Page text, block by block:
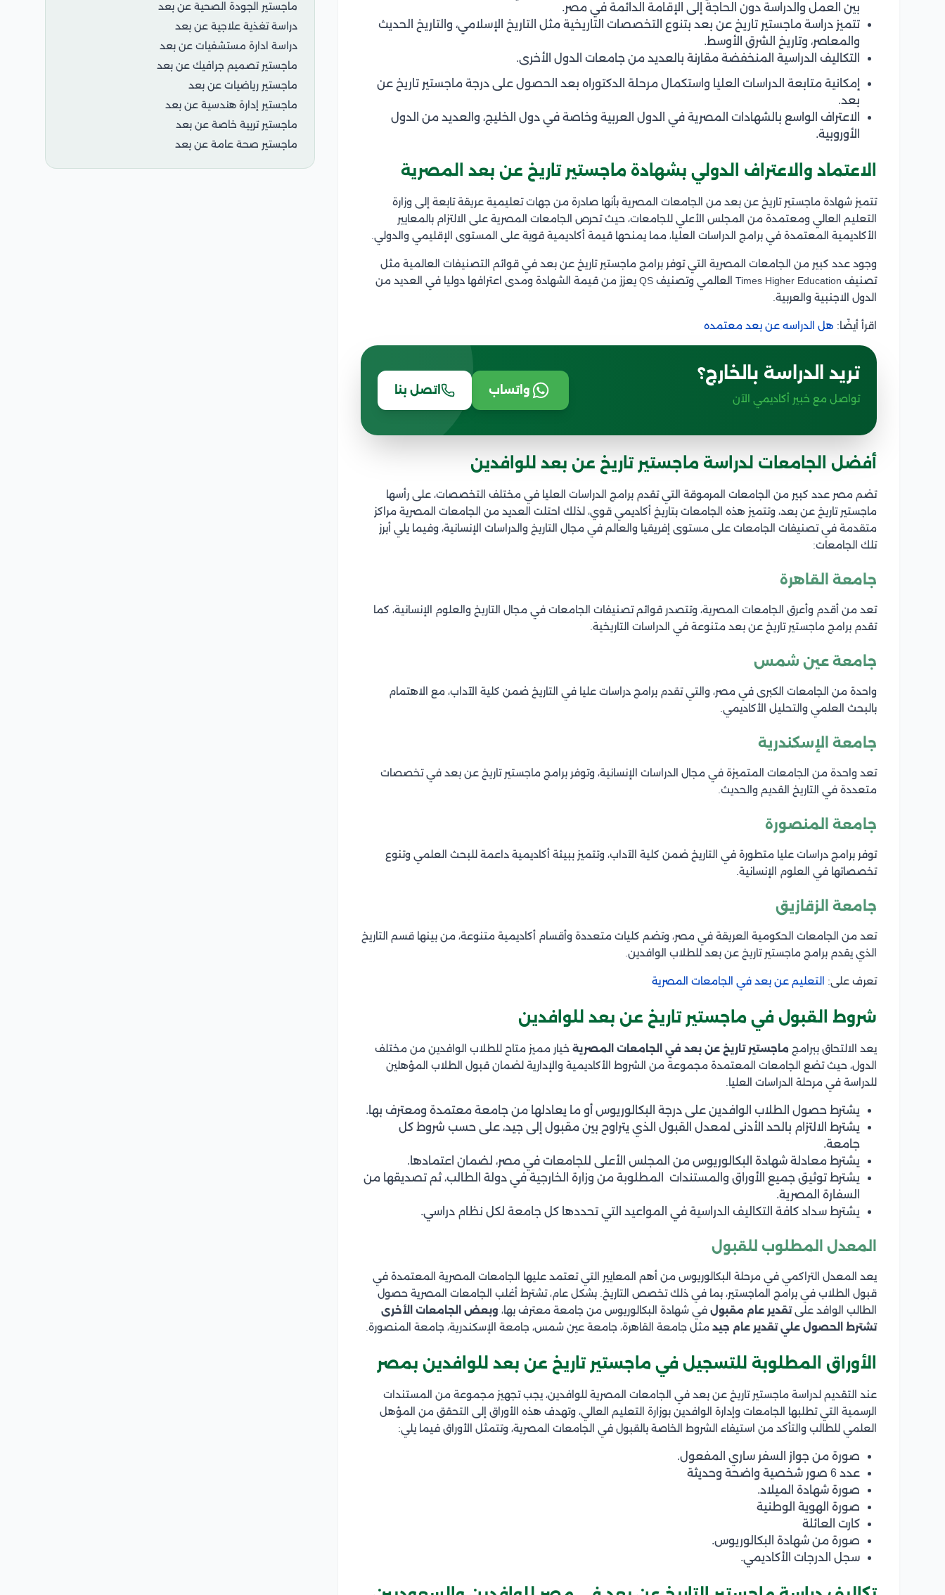
بين العمل والدراسة دون الحاجة إلى الإقامة الدائمة في مصر.
تتميز دراسة ماجستير تاريخ عن بعد بتنوع التخصصات التاريخية مثل التاريخ الإسلامي، والتاريخ الحديث
والمعاصر، وتاريخ الشرق الأوسط.
التكاليف الدراسية المنخفضة مقارنة بالعديد من جامعات الدول الأخرى.
إمكانية متابعة الدراسات العليا واستكمال مرحلة الدكتوراه بعد الحصول على درجة ماجستير تاريخ عن
بعد.
الاعتراف الواسع بالشهادات المصرية في الدول العربية وخاصة في دول الخليج، والعديد من الدول
الأوروبية.
الاعتماد والاعتراف الدولي بشهادة ماجستير تاريخ عن بعد المصرية
تتميز شهادة ماجستير تاريخ عن بعد من الجامعات المصرية بأنها صادرة من جهات تعليمية عريقة تابعة إلى وزارة
التعليم العالي ومعتمدة من المجلس الأعلي للجامعات، حيث تحرص الجامعات المصرية على الالتزام بالمعايير
الأكاديمية المعتمدة في برامج الدراسات العليا، مما يمنحها قيمة أكاديمية قوية على المستوى الإقليمي والدولي.
وجود عدد كبير من الجامعات المصرية التي توفر برامج ماجستير تاريخ عن بعد في قوائم التصنيفات العالمية مثل
تصنيف Times Higher Education العالمي وتصنيف QS يعزز من قيمة الشهادة ومدى اعترافها دوليا في العديد من
الدول الاجنبية والعربية.
اقرأ أيضًا: هل الدراسه عن بعد معتمده
تريد الدراسة بالخارج؟
تواصل مع خبير أكاديمي الآن
واتساب اتصل بنا
أفضل الجامعات لدراسة ماجستير تاريخ عن بعد للوافدين
تضم مصر عدد كبير من الجامعات المرموقة التي تقدم برامج الدراسات العليا في مختلف التخصصات، على رأسها
ماجستير تاريخ عن بعد، وتتميز هذه الجامعات بتاريخ أكاديمي قوي، لذلك احتلت العديد من الجامعات المصرية مراكز
متقدمة في تصنيفات الجامعات على مستوى إفريقيا والعالم في مجال التاريخ والدراسات الإنسانية، وفيما يلي أبرز
تلك الجامعات:
جامعة القاهرة
تعد من أقدم وأعرق الجامعات المصرية، وتتصدر قوائم تصنيفات الجامعات في مجال التاريخ والعلوم الإنسانية، كما
تقدم برامج ماجستير تاريخ عن بعد متنوعة في الدراسات التاريخية.
جامعة عين شمس
واحدة من الجامعات الكبرى في مصر، والتي تقدم برامج دراسات عليا في التاريخ ضمن كلية الآداب، مع الاهتمام
بالبحث العلمي والتحليل الأكاديمي.
جامعة الإسكندرية
تعد واحدة من الجامعات المتميزة في مجال الدراسات الإنسانية، وتوفر برامج ماجستير تاريخ عن بعد في تخصصات
متعددة في التاريخ القديم والحديث.
جامعة المنصورة
توفر برامج دراسات عليا متطورة في التاريخ ضمن كلية الآداب، وتتميز ببيئة أكاديمية داعمة للبحث العلمي وتنوع
تخصصاتها في العلوم الإنسانية.
جامعة الزقازيق
تعد من الجامعات الحكومية العريقة في مصر، وتضم كليات متعددة وأقسام أكاديمية متنوعة، من بينها قسم التاريخ
الذي يقدم برامج ماجستير تاريخ عن بعد للطلاب الوافدين.
تعرف على: التعليم عن بعد في الجامعات المصرية
شروط القبول في ماجستير تاريخ عن بعد للوافدين
يعد الالتحاق ببرامج ماجستير تاريخ عن بعد في الجامعات المصرية خيار مميز متاح للطلاب الوافدين من مختلف
الدول، حيث تضع الجامعات المعتمدة مجموعة من الشروط الأكاديمية والإدارية لضمان قبول الطلاب المؤهلين
للدراسة في مرحلة الدراسات العليا.
يشترط حصول الطلاب الوافدين على درجة البكالوريوس أو ما يعادلها من جامعة معتمدة ومعترف بها.
يشترط الالتزام بالحد الأدنى لمعدل القبول الذي يتراوح بين مقبول إلى جيد، على حسب شروط كل
جامعة.
يشترط معادلة شهادة البكالوريوس من المجلس الأعلى للجامعات في مصر، لضمان اعتمادها.
يشترط توثيق جميع الأوراق والمستندات المطلوبة من وزارة الخارجية في دولة الطالب، ثم تصديقها من
السفارة المصرية.
يشترط سداد كافة التكاليف الدراسية في المواعيد التي تحددها كل جامعة لكل نظام دراسي.
المعدل المطلوب للقبول
يعد المعدل التراكمي في مرحلة البكالوريوس من أهم المعايير التي تعتمد عليها الجامعات المصرية المعتمدة في
قبول الطلاب في برامج الماجستير، بما في ذلك تخصص التاريخ. بشكل عام، تشترط أغلب الجامعات المصرية حصول
الطالب الوافد علىتقدير عام مقبول في شهادة البكالوريوس من جامعة معترف بها، وبعض الجامعات الأخرى
تشترط الحصول علي تقدير عام جيد مثل جامعة القاهرة، جامعة عين شمس، جامعة الإسكندرية، جامعة المنصورة.
الأوراق المطلوبة للتسجيل في ماجستير تاريخ عن بعد للوافدين بمصر
عند التقديم لدراسة ماجستير تاريخ عن بعد في الجامعات المصرية للوافدين، يجب تجهيز مجموعة من المستندات
الرسمية التي تطلبها الجامعات وإدارة الوافدين بوزارة التعليم العالي، وتهدف هذه الأوراق إلى التحقق من المؤهل
العلمي للطالب والتأكد من استيفاء الشروط الخاصة بالقبول في الجامعات المصرية، وتتمثل الأوراق فيما يلي:
صورة من جواز السفر ساري المفعول.
عدد 6 صور شخصية واضحة وحديثة
صورة شهادة الميلاد.
صورة الهوية الوطنية
كارت العائلة
صورة من شهادة البكالوريوس.
سجل الدرجات الأكاديمي.
ماجستير الجودة الصحية عن بعد
دراسة تغذية علاجية عن بعد
دراسة ادارة مستشفيات عن بعد
ماجستير تصميم جرافيك عن بعد
ماجستير رياضيات عن بعد
ماجستير إدارة هندسية عن بعد
ماجستير تربية خاصة عن بعد
ماجستير صحة عامة عن بعد